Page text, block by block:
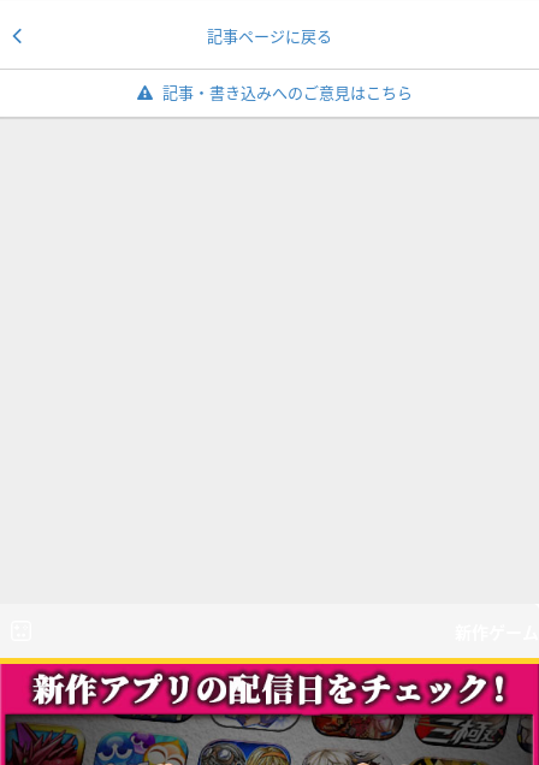
記事ページに戻る
記事・書き込みへのご意見はこちら